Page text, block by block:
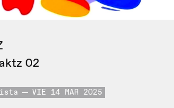
02
VIE 14 MAR 2025